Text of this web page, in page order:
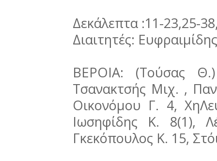
Δεκάλεπτα :11-23,25-
Διαιτητές:
ΒΕΡΟΙΑ: (Τούσας
Τσανακτσής Μιχ. ,
Οικονόμου Γ. 4,
Ιωσηφίδης Κ. 8(1),
Γκεκόπουλος Κ. 15,